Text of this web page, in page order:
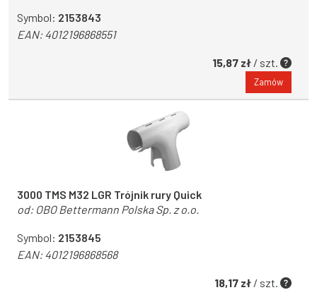
Symbol: 2153843
EAN:4012196868551
15,87 zł / szt.
Zamów
3000 TMS M32 LGR Trójnik rury Quick
od: OBO Bettermann Polska Sp. z o.o.
Symbol: 2153845
EAN:4012196868568
18,17 zł / szt.